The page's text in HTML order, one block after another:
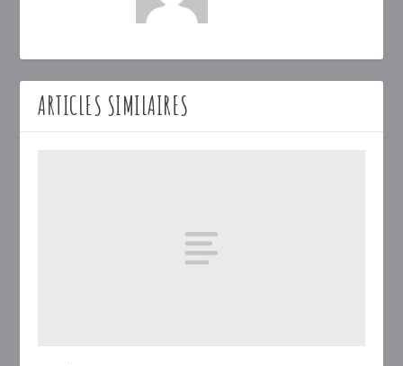
ARTICLES SIMILAIRES